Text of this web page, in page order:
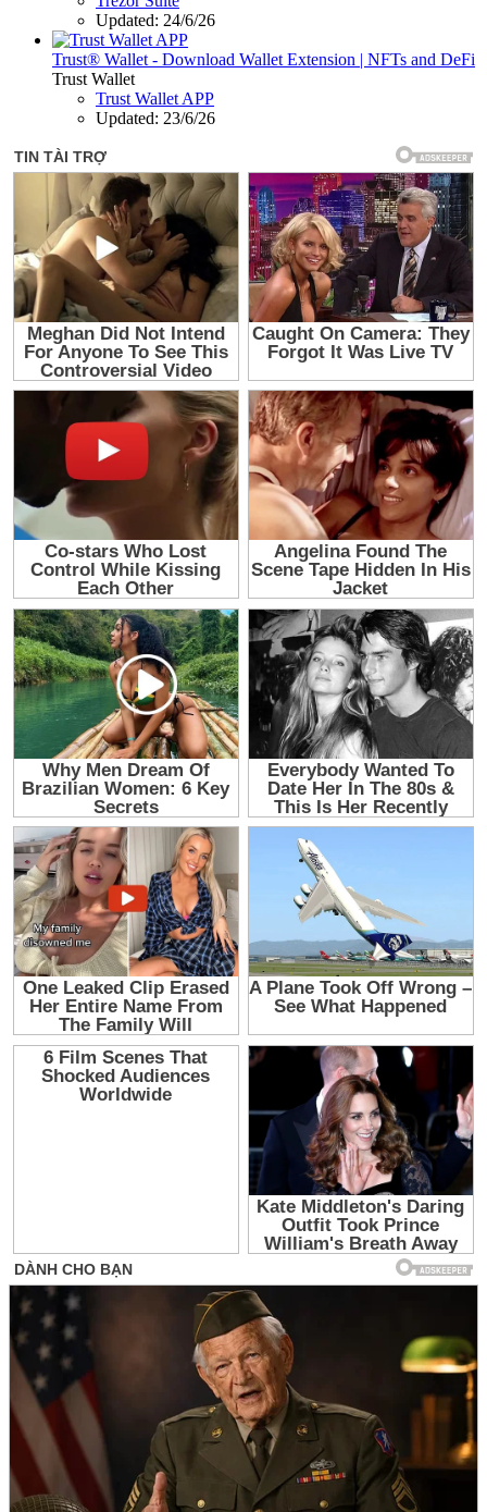
Updated: 24/6/26
Trust® Wallet - Download Wallet Extension | NFTs and DeFi
Trust Wallet
Trust Wallet APP
Updated: 23/6/26